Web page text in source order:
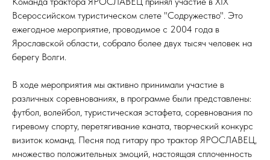
Всероссийском туристическом слете "Содружество". Это
ежегодное мероприятие, проводимое с 2004 года в
Ярославской области, собрало более двух тысяч человек на
берегу Волги.
В ходе мероприятия мы активно принимали участие в
различных соревнованиях, в программе были представлены:
футбол, волейбол, туристическая эстафета, соревнования по
гиревому спорту, перетягивание каната, творческий конкурс
визиток команд. Песня под гитару про трактор ЯРОСЛАВЕЦ,
множество положительных эмоций, настоящая сплоченность